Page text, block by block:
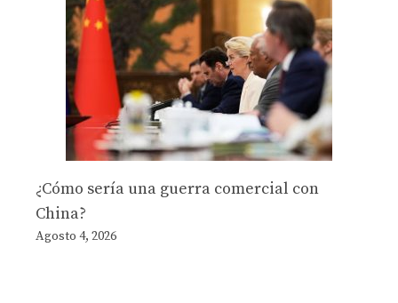
¿Cómo sería una guerra comercial con
China?
Agosto 4, 2026